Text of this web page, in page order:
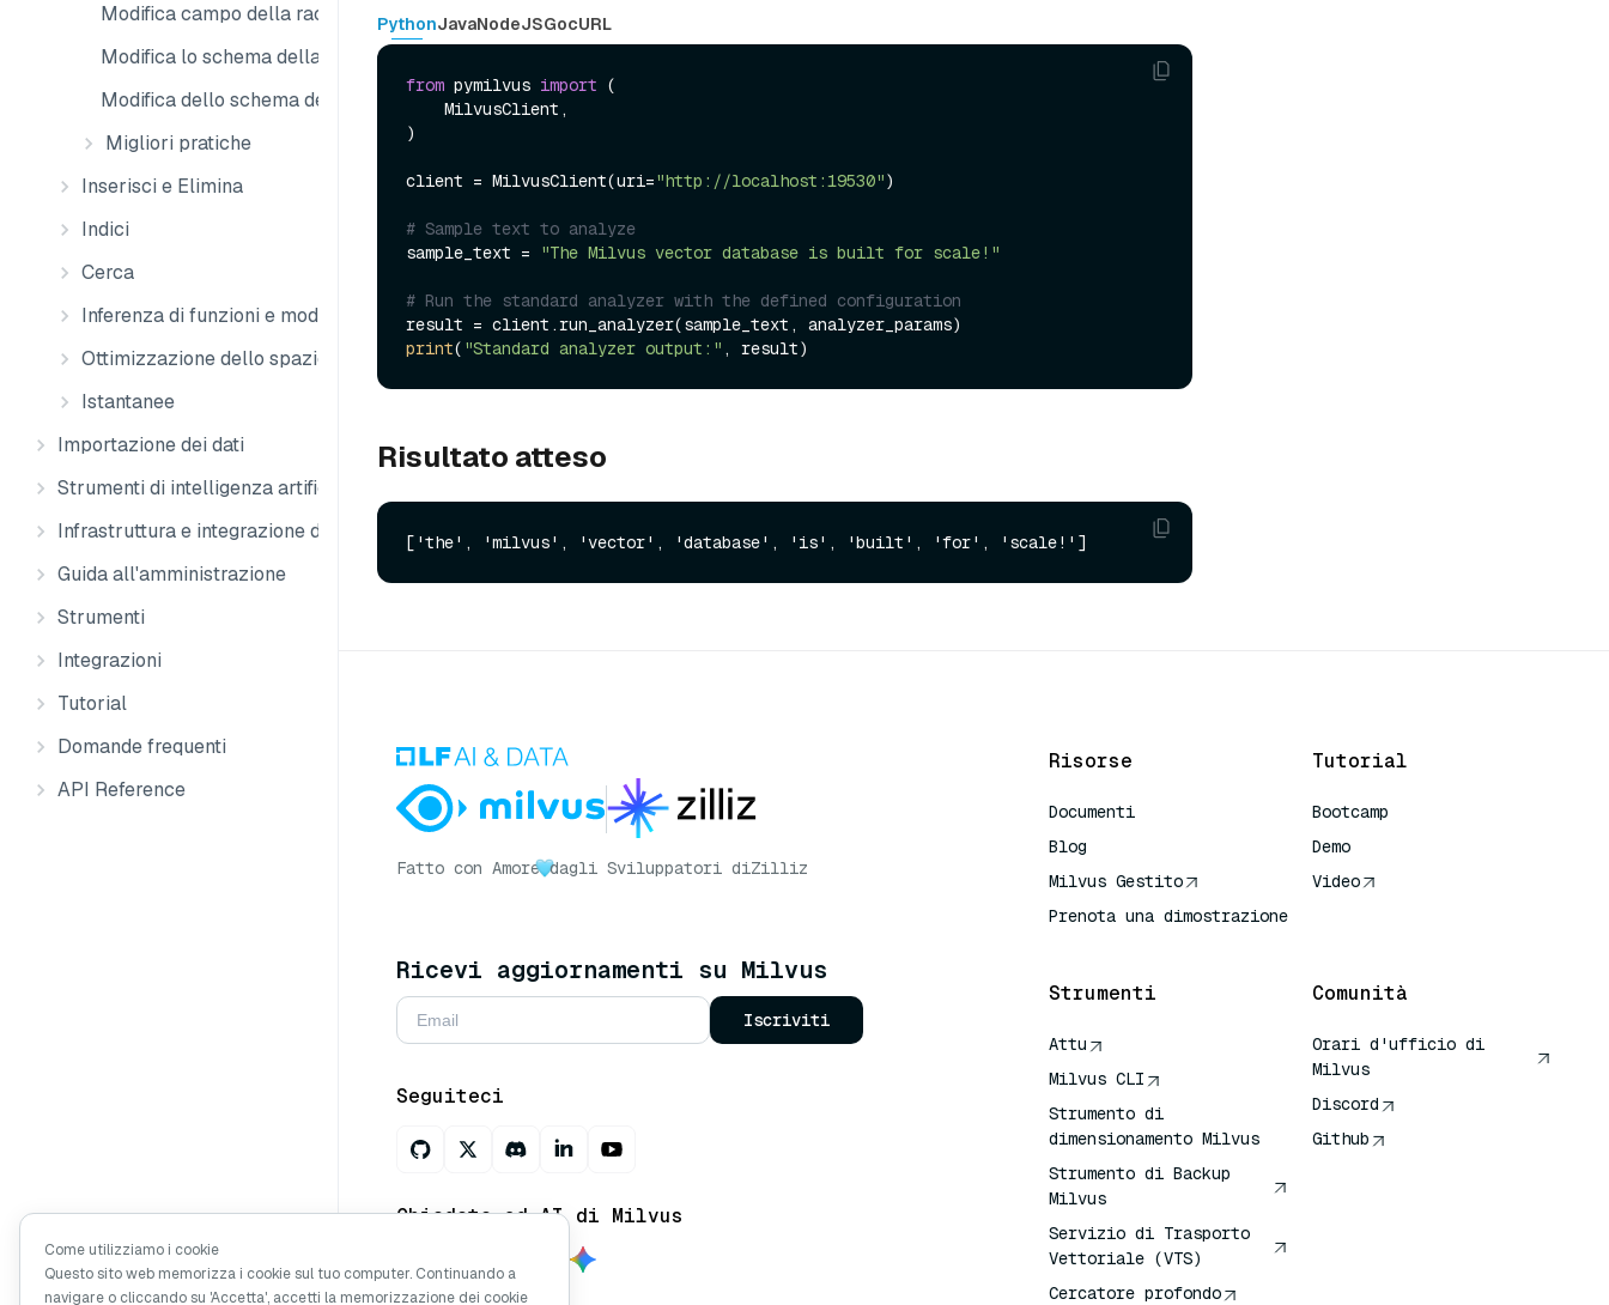
Modifica campo della raccolta
Modifica lo schema della raccolta
Modifica dello schema della raccolta esterna
Migliori pratiche
Inserisci e Elimina
Indici
Cerca
Inferenza di funzioni e modelli
Ottimizzazione dello spazio di archiviazione
Istantanee
Importazione dei dati
Strumenti di intelligenza artificiale
Infrastruttura e integrazione dei dati
Guida all'amministrazione
Strumenti
Integrazioni
Tutorial
Domande frequenti
API Reference
PythonJavaNodeJSGocURL
from pymilvus import (
)
client = MilvusClient(uri="http://localhost:19530")
# Sample text to analyze
sample_text =
"The Milvus vector database is built for scale!"
# Run the standard analyzer with the defined configuration
print( "Standard analyzer output:"
Risultato atteso
Fatto con Amore dagli Sviluppatori diZilliz
Ricevi aggiornamenti su Milvus
Iscriviti
Seguiteci
Chiedete ad AI di Milvus
Risorse
Documenti
Blog
Milvus Gestito
Prenota una dimostrazione
Tutorial
Bootcamp
Demo
Video
Strumenti
Attu
Milvus CLI
Strumento di
dimensionamento Milvus
Strumento di Backup
Milvus
Servizio di Trasporto
Vettoriale (VTS)
Cercatore profondo
Comunità
Orari d'ufficio di
Milvus
Discord
Github
Come utilizziamo i cookie
Questo sito web memorizza i cookie sul tuo computer. Continuando a
navigare o cliccando su 'Accetta', accetti la memorizzazione dei cookie